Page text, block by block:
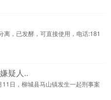
离，已发酵，可直接使用，电话:181
疑人..
日，柳城县马山镇发生一起刑事案